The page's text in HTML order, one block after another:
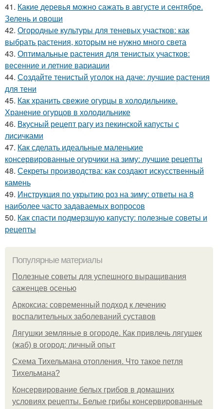
41. Какие деревья можно сажать в августе и сентябре.
Зелень и овощи
42. Огородные культуры для теневых участков: как
выбрать растения, которым не нужно много света
43. Оптимальные растения для тенистых участков:
весенние и летние вариации
44. Создайте тенистый уголок на даче: лучшие растения
для тени
45. Как хранить свежие огурцы в холодильнике.
Хранение огурцов в холодильнике
46. Вкусный рецепт рагу из пекинской капусты с
лисичками
47. Как сделать идеальные маленькие
консервированные огурчики на зиму: лучшие рецепты
48. Секреты производства: как создают искусственный
камень
49. Инструкция по укрытию роз на зиму: ответы на 8
наиболее часто задаваемых вопросов
50. Как спасти подмерзшую капусту: полезные советы и
рецепты
Популярные материалы
Полезные советы для успешного выращивания
саженцев осенью
Аркоксиа: современный подход к лечению
воспалительных заболеваний суставов
Лягушки земляные в огороде. Как привлечь лягушек
(жаб) в огород: личный опыт
Схема Тихельмана отопления. Что такое петля
Тихельмана?
Консервирование белых грибов в домашних
условиях рецепты. Белые грибы консервированные